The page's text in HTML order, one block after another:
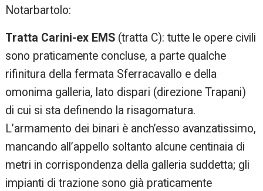
Notarbartolo:
Tratta Carini-ex EMS (tratta C): tutte le opere civili
sono praticamente concluse, a parte qualche
rifinitura della fermata Sferracavallo e della
omonima galleria, lato dispari (direzione Trapani)
di cui si sta definendo la risagomatura.
L’armamento dei binari è anch’esso avanzatissimo,
mancando all’appello soltanto alcune centinaia di
metri in corrispondenza della galleria suddetta; gli
impianti di trazione sono già praticamente